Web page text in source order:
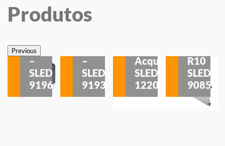
Produtos
PreviousSobrepor
–
SLED
9196
–
SLED
9193
Acqua
SLED
1220
R10
SLED
9085